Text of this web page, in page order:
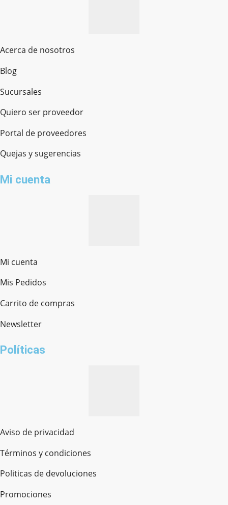
Acerca de nosotros
Blog
Sucursales
Quiero ser proveedor
Portal de proveedores
Quejas y sugerencias
Mi cuenta
Mi cuenta
Mis Pedidos
Carrito de compras
Newsletter
Políticas
Aviso de privacidad
Términos y condiciones
Politicas de devoluciones
Promociones